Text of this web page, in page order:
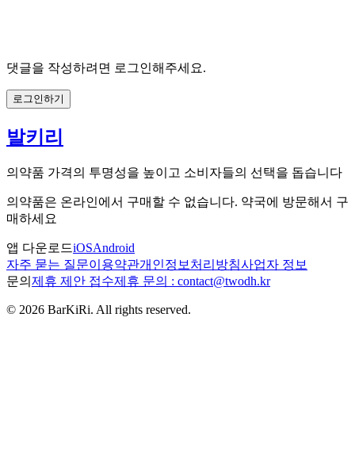
댓글을 작성하려면 로그인해주세요.
로그인하기
발키리
의약품 가격의 투명성을 높이고 소비자들의 선택을 돕습니다
의약품은 온라인에서 구매할 수 없습니다. 약국에 방문해서 구
매하세요
앱 다운로드iOSAndroid
자주 묻는 질문이용약관개인정보처리방침사업자 정보
문의 제휴 제안 접수제휴 문의 : contact@twodh.kr
© 2026 BarKiRi. All rights reserved.